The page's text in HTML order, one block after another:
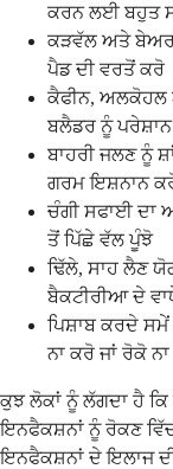
ਕਰਨ ਲਈ ਬਹੁਤ
ਕੜਵੱਲ ਅਤੇ
ਪੈਡ ਦੀ ਵਰਤੋਂ ਕਰੋ
ਕੈਫੀਨ, ਅਲਕੋਹਲ
ਬਲੈਡਰ ਨੂੰ
ਬਾਹਰੀ ਜਲਣ ਨੂੰ
ਗਰਮ ਇਸ਼ਨਾਨ
ਚੰਗੀ ਸਫਾਈ ਦਾ
ਤੋਂ ਪਿੱਛੇ ਵੱਲ ਪੂੰਝੋ
ਢਿੱਲੇ, ਸਾਹ ਲੈਣ
ਬੈਕਟੀਰੀਆ ਦੇ
ਪਿਸ਼ਾਬ ਕਰਦੇ
ਨਾ ਕਰੋ ਜਾਂ ਰੋਕੋ ਨਾ
ਕੁਝ ਲੋਕਾਂ ਨੂੰ ਲੱਗਦਾ ਹੈ
ਇਨਫੈਕਸ਼ਨਾਂ ਨੂੰ ਰੋਕਣ
ਇਨਫੈਕਸ਼ਨਾਂ ਦੇ ਇਲਾਜ